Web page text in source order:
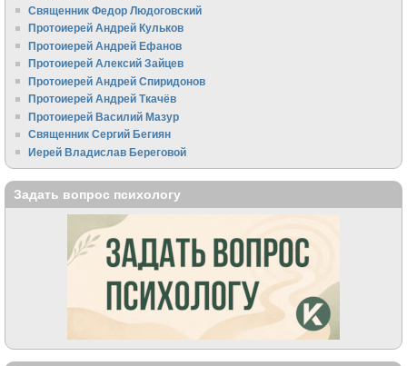
Священник Федор Людоговский
Протоиерей Андрей Кульков
Протоиерей Андрей Ефанов
Протоиерей Алексий Зайцев
Протоиерей Андрей Спиридонов
Протоиерей Андрей Ткачёв
Протоиерей Василий Мазур
Священник Сергий Бегиян
Иерей Владислав Береговой
Задать вопрос психологу